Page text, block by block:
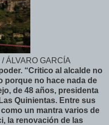
ÁLVARO GARCÍA
“Critico al alcalde no
porque no hace nada de
de 48 años, presidenta
Quinientas. Entre sus
un mantra varios de
la renovación de las